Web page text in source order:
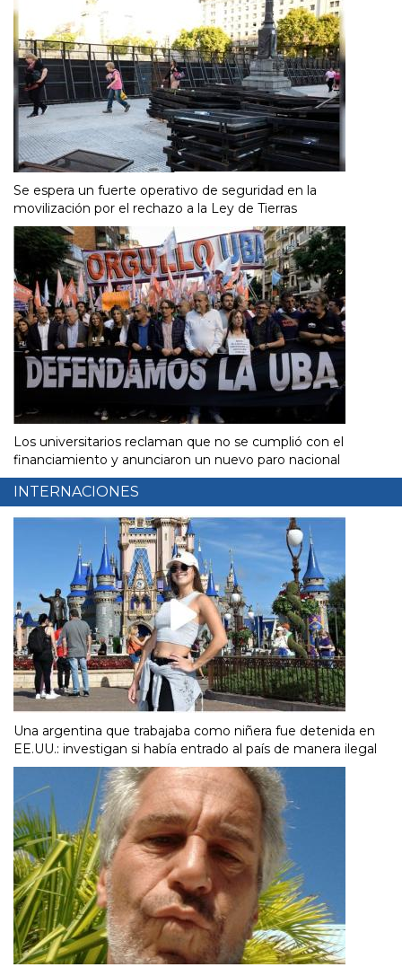
Se espera un fuerte operativo de seguridad en la
movilización por el rechazo a la Ley de Tierras
Los universitarios reclaman que no se cumplió con el
financiamiento y anunciaron un nuevo paro nacional
INTERNACIONES
Una argentina que trabajaba como niñera fue detenida en
EE.UU.: investigan si había entrado al país de manera ilegal